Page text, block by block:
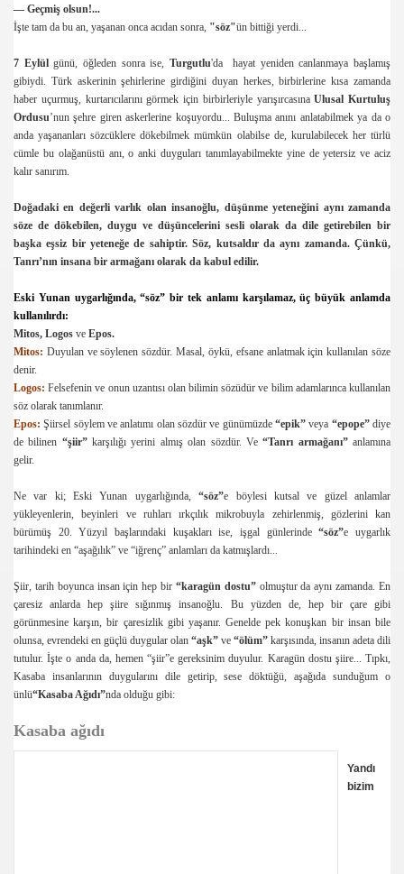
— Geçmiş olsun!...
İşte tam da bu an, yaşanan onca acıdan sonra, "söz"ün bittiği yerdi...
7 Eylülgünü, öğleden sonra ise, Turgutlu'da hayat yeniden canlanmaya başlamış
gibiydi. Türk askerinin şehirlerine girdiğini duyan herkes, birbirlerine kısa zamanda
haber uçurmuş, kurtarıcılarını görmek için birbirleriyle yarışırcasınaUlusal Kurtuluş
Ordusu’nun şehre giren askerlerine koşuyordu... Buluşma anını anlatabilmek ya da o
anda yaşananları sözcüklere dökebilmek mümkün olabilse de, kurulabilecek her türlü
cümle bu olağanüstü anı, o anki duyguları tanımlayabilmekte yine de yetersiz ve aciz
kalır sanırım.
Doğadaki en değerli varlık olan insanoğlu, düşünme yeteneğini aynı zamanda
söze de dökebilen, duygu ve düşüncelerini sesli olarak da dile getirebilen bir
başka eşsiz bir yeteneğe de sahiptir. Söz, kutsaldır da aynı zamanda. Çünkü,
Tanrı’nın insana bir armağanı olarak da kabul edilir.
Eski Yunan uygarlığında,“söz” bir tek anlamı karşılamaz, üç büyük anlamda
kullanılırdı:
Mitos, Logos ve Epos.
Mitos: Duyulan ve söylenen sözdür. Masal, öykü, efsane anlatmak için kullanılan söze
denir.
Logos: Felsefenin ve onun uzantısı olan bilimin sözüdür ve bilim adamlarınca kullanılan
söz olarak tanımlanır.
Epos: Şiirsel söylem ve anlatımı olan sözdür ve günümüzde “epik” veya “epope”diye
de bilinen “şiir”karşılığı yerini almış olan sözdür. Ve“Tanrı armağanı”anlamına
gelir.
Ne var ki; Eski Yunan uygarlığında,“söz”e böylesi kutsal ve güzel anlamlar
yükleyenlerin, beyinleri ve ruhları ırkçılık mikrobuyla zehirlenmiş, gözlerini kan
bürümüş 20. Yüzyıl başlarındaki kuşakları ise, işgal günlerinde“söz”e uygarlık
tarihindeki en “aşağılık” ve “iğrenç” anlamları da katmışlardı...
Şiir, tarih boyunca insan için hep bir “karagün dostu”olmuştur da aynı zamanda. En
çaresiz anlarda hep şiire sığınmış insanoğlu. Bu yüzden de, hep bir çare gibi
görünmesine karşın, bir çaresizlik gibi yaşanır. Genelde pek konuşkan bir insan bile
olunsa, evrendeki en güçlü duygular olan “aşk” ve “ölüm” karşısında, insanın adeta dili
tutulur. İşte o anda da, hemen “şiir”e gereksinim duyulur. Karagün dostu şiire... Tıpkı,
Kasaba insanlarının duygularını dile getirip, sese döktüğü, aşağıda sunduğum o
ünlü“Kasaba Ağıdı”nda olduğu gibi:
Kasaba ağıdı
Yandı
bizim
yer